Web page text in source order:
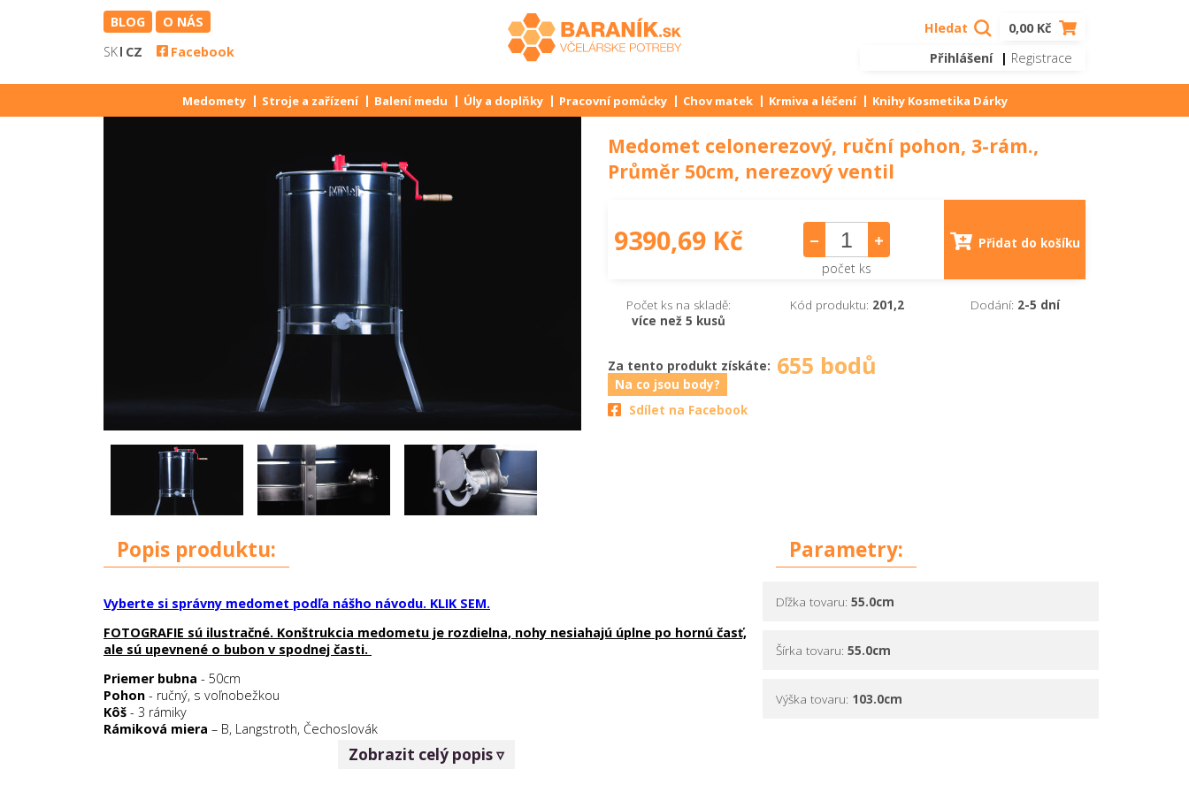
BLOG
O NÁS
SK CZ Facebook
Hledat
0,00 Kč
Přihlášení
| Registrace
Medomety Stroje a zařízení Balení medu Úly a doplňky Pracovní pomůcky Chov matek Krmiva a léčení Knihy Kosmetika Dárky
Medomet celonerezový, ruční pohon, 3-rám.,
Průměr 50cm, nerezový ventil
9390,69 Kč
počet ks
Přidat do košíku
Počet ks na skladě:
více než 5 kusů
Kód produktu: 201,2 Dodání: 2-5 dní
Za tento produkt získáte: 655 bodů
Na co jsou body?
Sdílet na Facebook
Popis produktu:
Vyberte si správny medomet podľa nášho návodu. KLIK SEM.
FOTOGRAFIE sú ilustračné. Konštrukcia medometu je rozdielna, nohy nesiahajú úplne po hornú časť,
ale sú upevnené o bubon v spodnej časti.
Priemer bubna - 50cm
Pohon - ručný, s voľnobežkou
Kôš - 3 rámiky
Rámiková miera – B, Langstroth, Čechoslovák
Zobrazit celý popis ▿
Parametry:
Dľžka tovaru: 55.0cm
Šírka tovaru: 55.0cm
Výška tovaru: 103.0cm